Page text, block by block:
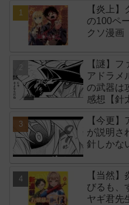
【炎上
の100ペ
クソ漫画
【謎】
アドラメ
の武器は
感想【針
【今更
が説明さ
針しかな
【当然
びるも、
ヤギ君先